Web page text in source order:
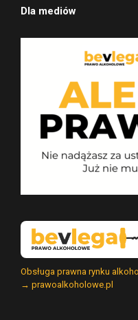
Dla mediów
Obsługa prawna rynku
→ prawoalkoholowe.pl